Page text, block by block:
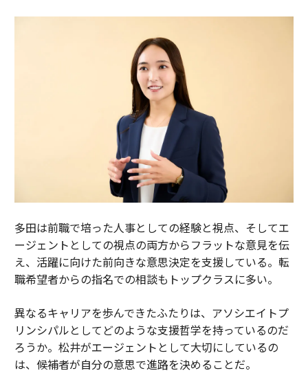
多田は前職で培った人事としての経験と視点、そしてエ
ージェントとしての視点の両方からフラットな意見を伝
え、活躍に向けた前向きな意思決定を支援している。転
職希望者からの指名での相談もトップクラスに多い。
異なるキャリアを歩んできたふたりは、アソシエイトプ
リンシパルとしてどのような支援哲学を持っているのだ
ろうか。松井がエージェントとして大切にしているの
は、候補者が自分の意思で進路を決めることだ。